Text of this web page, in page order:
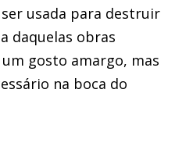
usada para destruir
daquelas obras
gosto amargo, mas
na boca do